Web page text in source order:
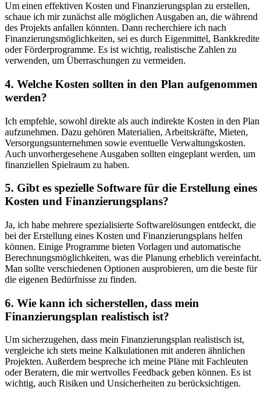
Um einen effektiven⁢ Kosten und Finanzierungsplan zu erstellen,
‌schaue ich mir ⁢zunächst alle möglichen Ausgaben⁤ an, die während
des Projekts⁢ anfallen könnten. Dann recherchiere ich nach
Finanzierungsmöglichkeiten, sei es durch Eigenmittel, Bankkredite
oder Förderprogramme. Es ist wichtig, realistische Zahlen zu
verwenden, um ⁢Überraschungen zu vermeiden.
4. Welche Kosten sollten in den Plan​ aufgenommen
werden?
Ich empfehle,‍ sowohl ⁢direkte als auch indirekte Kosten in⁢ den Plan
aufzunehmen. Dazu gehören Materialien, Arbeitskräfte, Mieten,
Versorgungsunternehmen sowie eventuelle ⁣Verwaltungskosten.
Auch unvorhergesehene Ausgaben ‍sollten eingeplant werden, um
finanziellen Spielraum zu haben.
5. Gibt es spezielle Software für die Erstellung eines
Kosten und Finanzierungsplans?
Ja, ich habe mehrere ‍spezialisierte Softwarelösungen entdeckt, die
bei der Erstellung eines Kosten und Finanzierungsplans helfen
⁤können. Einige Programme bieten‍ Vorlagen ​und automatische
⁢Berechnungsmöglichkeiten, was die Planung erheblich vereinfacht.
Man sollte verschiedenen Optionen ausprobieren, um die beste für​
die eigenen‌ Bedürfnisse zu​ finden.
6. Wie kann ich sicherstellen, dass mein
Finanzierungsplan realistisch ist?
Um sicherzugehen, dass mein Finanzierungsplan realistisch​ ist,
vergleiche ich stets meine Kalkulationen mit anderen ähnlichen
Projekten. Außerdem bespreche ich meine Pläne mit‍ Fachleuten
oder Beratern, die mir wertvolles Feedback geben ⁤können. Es ist
wichtig, auch Risiken und Unsicherheiten zu berücksichtigen.